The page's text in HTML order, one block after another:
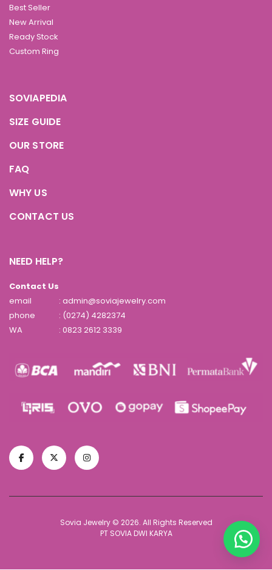
Best Seller
New Arrival
Ready Stock
Custom Ring
SOVIAPEDIA
SIZE GUIDE
OUR STORE
FAQ
WHY US
CONTACT US
NEED HELP?
Contact Us
email
: admin@soviajewelry.com
phone
: (0274) 4282374
WA
: 0823 2612 3339
Sovia Jewelry © 2026. All Rights Reserved
PT SOVIA DWI KARYA